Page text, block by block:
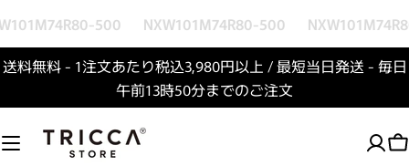
500 NXW101M74R80-500
送料無料 - 1注文あたり税込3,980円以上 / 最短当日発送 - 毎日
午前13時50分までのご注文